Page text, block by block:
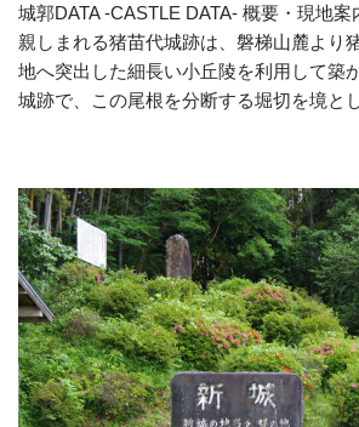
城郭DATA -CASTLE DATA- 概要・現地
親しまれる猪苗代城跡は、磐梯山麓より
地へ突出した細長い小丘陵を利用して築
城跡で、この尾根を分断する堀切を境と